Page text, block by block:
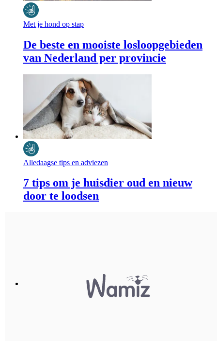
Met je hond op stap
De beste en mooiste losloopgebieden
van Nederland per provincie
Alledaagse tips en adviezen
7 tips om je huisdier oud en nieuw
door te loodsen